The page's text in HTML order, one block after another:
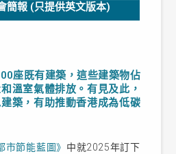
簡報 (只提供英文版本)
座既有建築，這些建築物佔
溫室氣體排放。有見及此，
築，有助推動香港成為低碳
市節能藍圖》 中就2025年訂下